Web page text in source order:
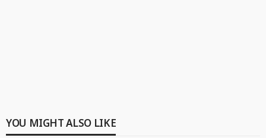
YOU MIGHT ALSO LIKE